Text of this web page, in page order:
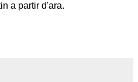
a partir d'ara.